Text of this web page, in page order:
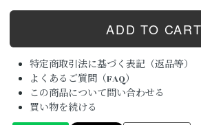
特定商取引法に基づく表記（返品等）
よくあるご質問（FAQ）
この商品について問い合わせる
買い物を続ける